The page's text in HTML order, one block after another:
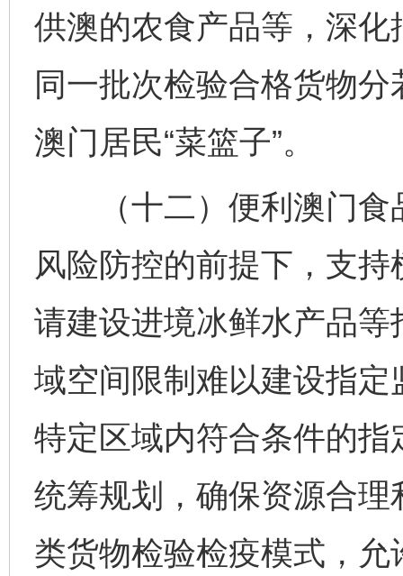
供澳的农食产品等，深
同一批次检验合格货物
澳门居民“菜篮子”。
（十二）便利澳门食
风险防控的前提下，支
请建设进境冰鲜水产品
域空间限制难以建设指
特定区域内符合条件的
统筹规划，确保资源合
类货物检验检疫模式，